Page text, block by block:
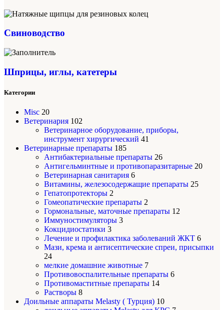
Свиноводство
Шприцы, иглы, катетеры
Категории
Misc 20
Ветеринария 102
Ветеринарное оборудование, приборы,
инструмент хирургический 41
Ветеринарные препараты 185
Антибактериальные препараты 26
Антигельминтные и противопаразитарные 20
Ветеринарная санитария 6
Витамины, железосодержащие препараты 25
Гепатопротекторы 2
Гомеопатические препараты 2
Гормональные, маточные препараты 12
Иммуностимуляторы 3
Кокцидиостатики 3
Лечение и профилактика заболеваний ЖКТ 6
Мази, крема и антисептические спреи, присыпки
24
мелкие домашние животные 7
Противовоспалительные препараты 6
Противомаститные препараты 14
Растворы 8
Доильные аппараты Melasty ( Турция) 10